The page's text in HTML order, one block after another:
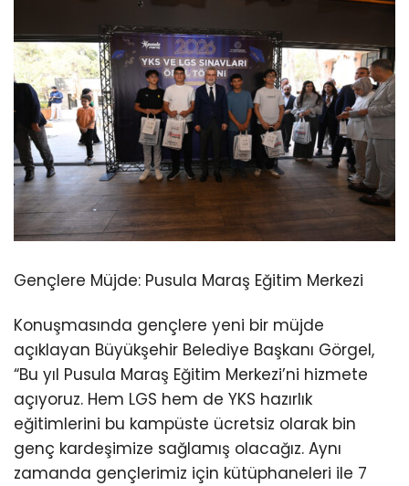
Gençlere Müjde: Pusula Maraş Eğitim Merkezi
Konuşmasında gençlere yeni bir müjde
açıklayan Büyükşehir Belediye Başkanı Görgel,
“Bu yıl Pusula Maraş Eğitim Merkezi’ni hizmete
açıyoruz. Hem LGS hem de YKS hazırlık
eğitimlerini bu kampüste ücretsiz olarak bin
genç kardeşimize sağlamış olacağız. Aynı
zamanda gençlerimiz için kütüphaneleri ile 7